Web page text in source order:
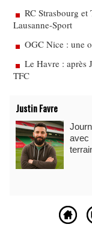
RC Strasbourg et
Lausanne-Sport
OGC Nice : une
Le Havre : après
TFC
Justin Favre